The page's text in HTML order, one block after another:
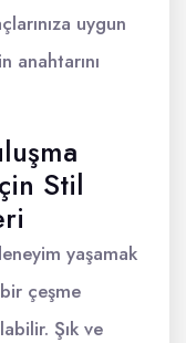
uygun
anahtarını
Stil
yaşamak
çeşme
Şık ve